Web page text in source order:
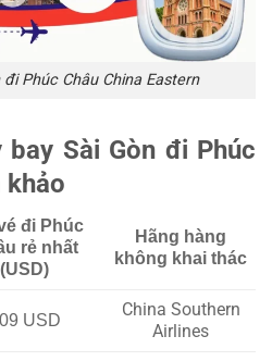
Phúc Châu China Eastern
Sài Gòn đi Phúc
khảo
đi Phúc
rẻ nhất
(USD)
Hãng hàng
không khai thác
USD
China Southern
Airlines